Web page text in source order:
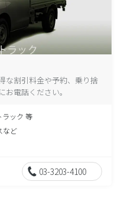
な割引料金や予約、乗り捨
電話ください。
ラック 等
など
03-3203-4100